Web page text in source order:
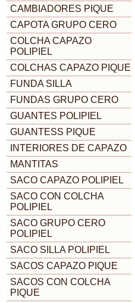
CAMBIADORES PIQUE
CAPOTA GRUPO CERO
COLCHA CAPAZO
POLIPIEL
COLCHAS CAPAZO PIQUE
FUNDA SILLA
FUNDAS GRUPO CERO
GUANTES POLIPIEL
GUANTESS PIQUE
INTERIORES DE CAPAZO
MANTITAS
SACO CAPAZO POLIPIEL
SACO CON COLCHA
POLIPIEL
SACO GRUPO CERO
POLIPIEL
SACO SILLA POLIPIEL
SACOS CAPAZO PIQUE
SACOS CON COLCHA
PIQUE